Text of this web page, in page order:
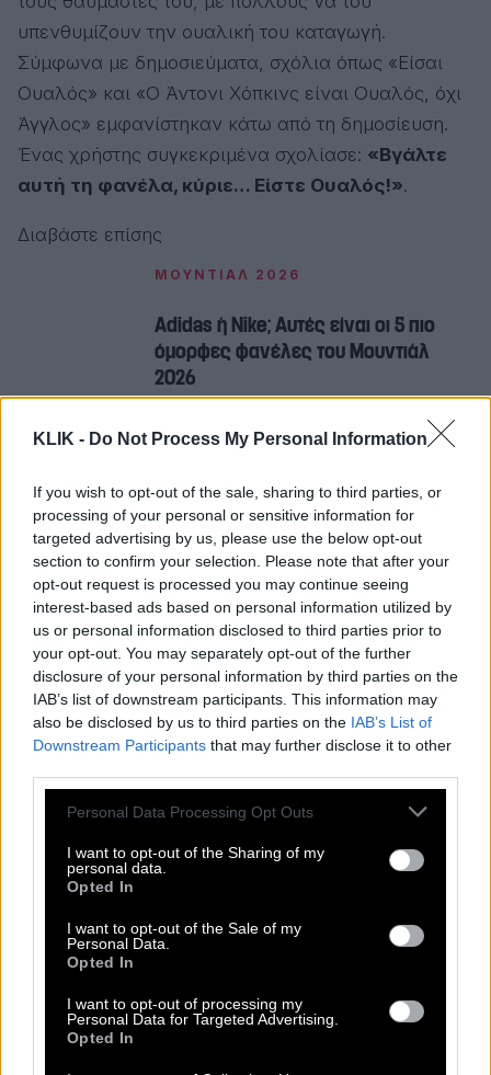
KLIK - Do Not Process My Personal Information
If you wish to opt-out of the sale, sharing to third parties, or
processing of your personal or sensitive information for
targeted advertising by us, please use the below opt-out
section to confirm your selection. Please note that after your
opt-out request is processed you may continue seeing
interest-based ads based on personal information utilized by
us or personal information disclosed to third parties prior to
your opt-out. You may separately opt-out of the further
disclosure of your personal information by third parties on the
IAB’s list of downstream participants. This information may
also be disclosed by us to third parties on the IAB’s List of
Downstream Participants that may further disclose it to other
Please note that this website/app uses one or more Google
not limited to your visit or usage behaviour. You may click to
grant or deny consent to Google and its third-party tags to
use your data for below specified purposes in below Google
consent section.
Personal Data Processing Opt Outs
I want to opt-out of the Sharing of my
personal data.
Opted In
I want to opt-out of the Sale of my
Personal Data.
Opted In
I want to opt-out of processing my
Personal Data for Targeted Advertising.
Opted In
υπενθυμίζουν την ουαλική του καταγωγή.
Σύμφωνα με δημοσιεύματα, σχόλια όπως «Είσαι
Ουαλός» και «Ο Άντονι Χόπκινς είναι Ουαλός, όχι
Άγγλος» εμφανίστηκαν κάτω από τη δημοσίευση.
Ένας χρήστης συγκεκριμένα σχολίασε: «Βγάλτε
αυτή τη φανέλα, κύριε… Είστε Ουαλός!».
Διαβάστε επίσης
ΜΟΥΝΤΙΑΛ 2026
Adidas ή Nike; Αυτές είναι οι 5 πιο
όμορφες φανέλες του Μουντιάλ
2026
Ο Άντονι Χόπκινς, ο οποίος γεννήθηκε στο Πορτ
επανειλημμένα την αγάπη του για την πατρίδα του
και στηρίζει ενεργά ουαλικές δράσεις.
Παράλληλα, διατηρεί έντονη παρουσία στα μέσα
κοινωνικής δικτύωσης, μοιραζόμενος στιγμιότυπα
από τις καλλιτεχνικές του δραστηριότητες, όπως τη
ζωγραφική, το πιάνο και τον χορό, καθώς και από
τις μαγειρικές του δημιουργίες, διατηρώντας πάντα
έναν αισιόδοξο τόνο απέναντι στο κοινό του.
THE KARPET SHOW
Μουντιάλ: Το «It’s coming home»
Ωστόσο, υπήρξαν και χρήστες που έσπευσαν να
τον υπερασπιστούν, τονίζοντας ότι απλώς
απολάμβανε έναν ποδοσφαιρικό αγώνα, όπως
εκατομμύρια φίλαθλοι σε όλο τον κόσμο. Στο
πλαίσιο του συγκεκριμένου αγώνα, η Αγγλία